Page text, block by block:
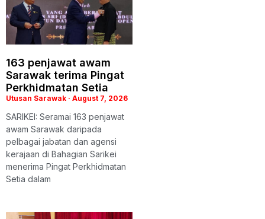
163 penjawat awam
Sarawak terima Pingat
Perkhidmatan Setia
Utusan Sarawak August 7, 2026
SARIKEI: Seramai 163 penjawat
awam Sarawak daripada
pelbagai jabatan dan agensi
kerajaan di Bahagian Sarikei
menerima Pingat Perkhidmatan
Setia dalam